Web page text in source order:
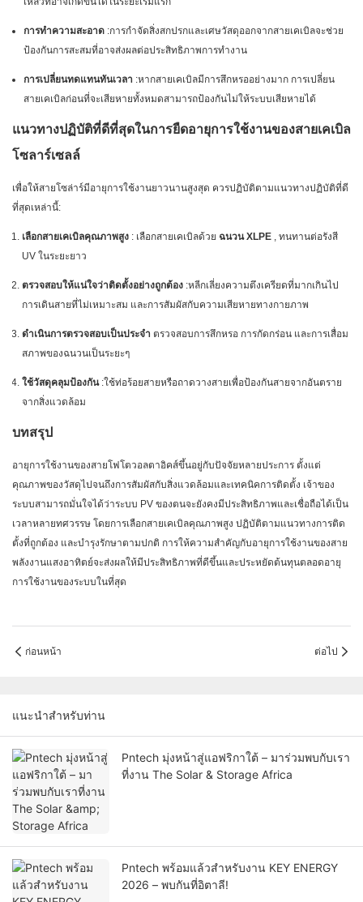
การทำความสะอาด :การกำจัดสิ่งสกปรกและเศษวัสดุออกจากสายเคเบิลจะช่วย
ป้องกันการสะสมที่อาจส่งผลต่อประสิทธิภาพการทำงาน
การเปลี่ยนทดแทนทันเวลา :หากสายเคเบิลมีการสึกหรออย่างมาก การเปลี่ยน
สายเคเบิลก่อนที่จะเสียหายทั้งหมดสามารถป้องกันไม่ให้ระบบเสียหายได้
แนวทางปฏิบัติที่ดีที่สุดในการยืดอายุการใช้งานของสายเคเบิล
โซลาร์เซลล์
เพื่อให้สายโซล่าร์มีอายุการใช้งานยาวนานสูงสุด ควรปฏิบัติตามแนวทางปฏิบัติที่ดี
ที่สุดเหล่านี้:
เลือกสายเคเบิลคุณภาพสูง : เลือกสายเคเบิลด้วย ฉนวน XLPE , ทนทานต่อรังสี
UV ในระยะยาว
ตรวจสอบให้แน่ใจว่าติดตั้งอย่างถูกต้อง :หลีกเลี่ยงความตึงเครียดที่มากเกินไป
การเดินสายที่ไม่เหมาะสม และการสัมผัสกับความเสียหายทางกายภาพ
ดำเนินการตรวจสอบเป็นประจำ ตรวจสอบการสึกหรอ การกัดกร่อน และการเสื่อม
สภาพของฉนวนเป็นระยะๆ
ใช้วัสดุคลุมป้องกัน :ใช้ท่อร้อยสายหรือถาดวางสายเพื่อป้องกันสายจากอันตราย
จากสิ่งแวดล้อม
บทสรุป
อายุการใช้งานของสายโฟโตวอลตาอิคส์ขึ้นอยู่กับปัจจัยหลายประการ ตั้งแต่
คุณภาพของวัสดุไปจนถึงการสัมผัสกับสิ่งแวดล้อมและเทคนิคการติดตั้ง เจ้าของ
ระบบสามารถมั่นใจได้ว่าระบบ PV ของตนจะยังคงมีประสิทธิภาพและเชื่อถือได้เป็น
เวลาหลายทศวรรษ โดยการเลือกสายเคเบิลคุณภาพสูง ปฏิบัติตามแนวทางการติด
ตั้งที่ถูกต้อง และบำรุงรักษาตามปกติ การให้ความสำคัญกับอายุการใช้งานของสาย
พลังงานแสงอาทิตย์จะส่งผลให้มีประสิทธิภาพที่ดีขึ้นและประหยัดต้นทุนตลอดอายุ
การใช้งานของระบบในที่สุด
ก่อนหน้า ต่อไป
แนะนำสำหรับท่าน
Pntech มุ่งหน้าสู่แอฟริกาใต้ – มาร่วมพบกับเรา
ที่งาน The Solar & Storage Africa
Pntech พร้อมแล้วสำหรับงาน KEY ENERGY
2026 – พบกันที่อิตาลี!